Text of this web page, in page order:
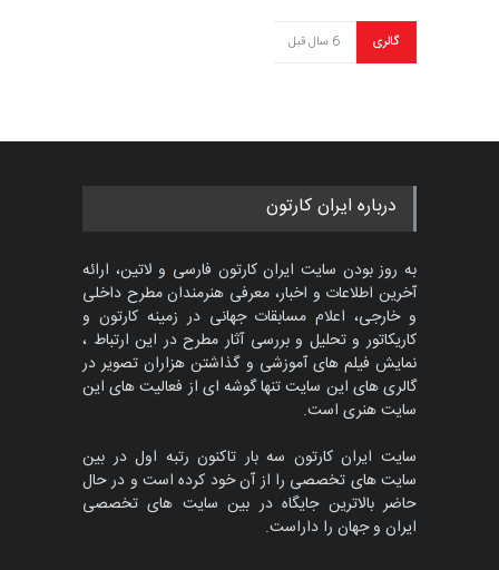
گالری 6 سال قبل
درباره ایران کارتون
به روز بودن سایت ایران کارتون فارسی و لاتین، ارائه
آخرین اطلاعات و اخبار، معرفی هنرمندان مطرح داخلی
و خارجی، اعلام مسابقات جهانی در زمینه کارتون و
کاریکاتور و تحلیل و بررسی آثار مطرح در این ارتباط ،
نمایش فیلم های آموزشی و گذاشتن هزاران تصویر در
گالری های این سایت تنها گوشه ای از فعالیت های این
سایت هنری است.
سایت ایران کارتون سه بار تاکنون رتبه اول در بین
سایت های تخصصی را از آن خود کرده است و در حال
حاضر بالاترین جایگاه در بین سایت های تخصصی
ایران و جهان را داراست.